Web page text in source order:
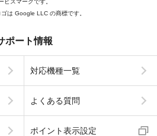
スマークです。
は Google LLC の商標です。
ポート情報
対応機種一覧
よくある質問
ポイント表示設定